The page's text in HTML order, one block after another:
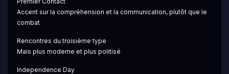
Accent sur la compréhension et la communication, plutôt que le
combat
Rencontres du troisième type
Mais plus moderne et plus politisé
Independence Day